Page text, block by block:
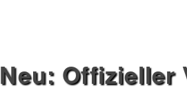
Neu: Offizieller